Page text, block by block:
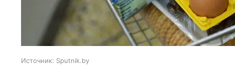
Источник: Sputnik.by